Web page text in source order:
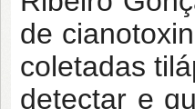
de
coletadas
detectar e